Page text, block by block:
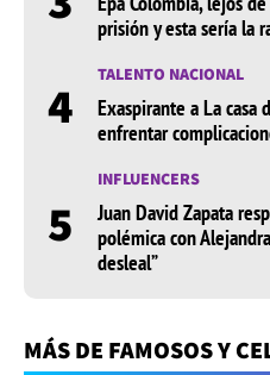
prisión y esta sería la
4 TALENTO NACIONAL
Exaspirante a La casa
enfrentar
5
INFLUENCERS
Juan David Zapata
polémica con
desleal”
MÁS DE FAMOSOS Y